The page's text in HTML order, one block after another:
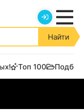
Найти
Топ 100